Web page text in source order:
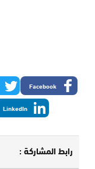
Facebook
LinkedIn
رابط المشاركة :